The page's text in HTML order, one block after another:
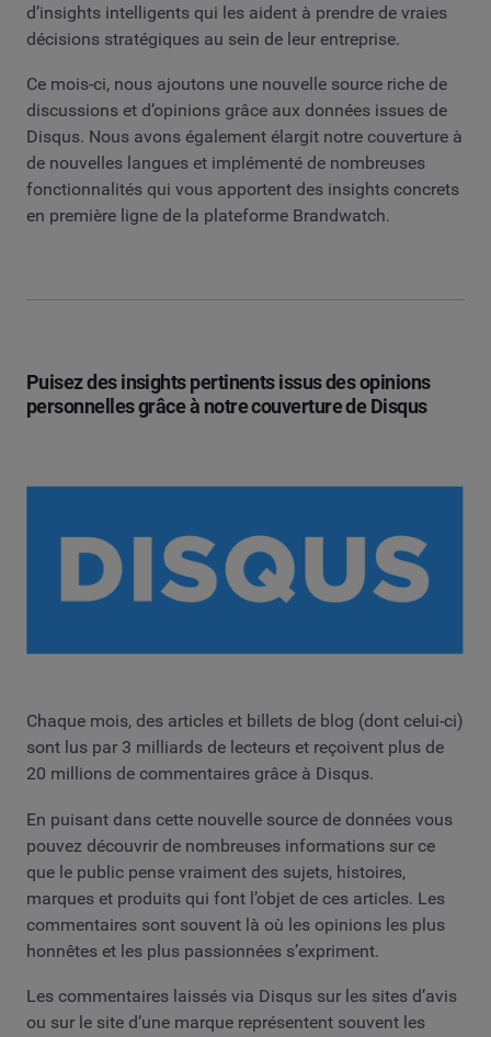
d’insights intelligents qui les aident à prendre de vraies
décisions stratégiques au sein de leur entreprise.
Ce mois-ci, nous ajoutons une nouvelle source riche de
discussions et d’opinions grâce aux données issues de
Disqus. Nous avons également élargit notre couverture à
de nouvelles langues et implémenté de nombreuses
fonctionnalités qui vous apportent des insights concrets
en première ligne de la plateforme Brandwatch.
Puisez des insights pertinents issus des opinions
personnelles grâce à notre couverture de Disqus
Chaque mois, des articles et billets de blog (dont celui-ci)
sont lus par 3 milliards de lecteurs et reçoivent plus de
20 millions de commentaires grâce à Disqus.
En puisant dans cette nouvelle source de données vous
pouvez découvrir de nombreuses informations sur ce
que le public pense vraiment des sujets, histoires,
marques et produits qui font l’objet de ces articles. Les
commentaires sont souvent là où les opinions les plus
honnêtes et les plus passionnées s’expriment.
Les commentaires laissés via Disqus sur les sites d’avis
ou sur le site d’une marque représentent souvent les